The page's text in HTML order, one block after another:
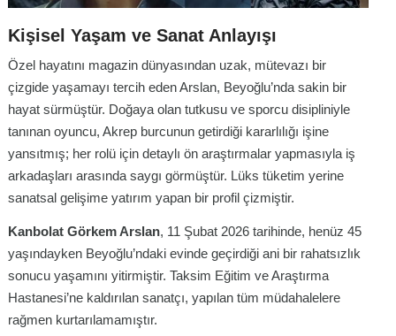
Kişisel Yaşam ve Sanat Anlayışı
Özel hayatını magazin dünyasından uzak, mütevazı bir
çizgide yaşamayı tercih eden Arslan, Beyoğlu’nda sakin bir
hayat sürmüştür. Doğaya olan tutkusu ve sporcu disipliniyle
tanınan oyuncu, Akrep burcunun getirdiği kararlılığı işine
yansıtmış; her rolü için detaylı ön araştırmalar yapmasıyla iş
arkadaşları arasında saygı görmüştür. Lüks tüketim yerine
sanatsal gelişime yatırım yapan bir profil çizmiştir.
Kanbolat Görkem Arslan, 11 Şubat 2026 tarihinde, henüz 45
yaşındayken Beyoğlu’ndaki evinde geçirdiği ani bir rahatsızlık
sonucu yaşamını yitirmiştir. Taksim Eğitim ve Araştırma
Hastanesi’ne kaldırılan sanatçı, yapılan tüm müdahalelere
rağmen kurtarılamamıştır.